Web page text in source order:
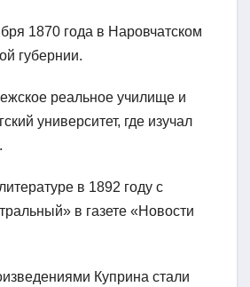
1870 года в Наровчатском
губернии.
реальное училище и
университет, где изучал
в 1892 году с
в газете «Новости
Куприна стали